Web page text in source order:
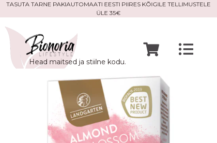
Skip
to
content
TASUTA TARNE PAKIAUTOMAATI EESTI PIIRES KÕIGILE TELLIMUSTELE
ÜLE 35€
Head maitsed ja stiilne kodu.